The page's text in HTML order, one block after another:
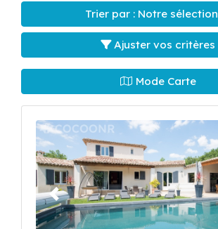
Trier par : Notre sélection
Ajuster vos critères
Mode Carte
Précédent